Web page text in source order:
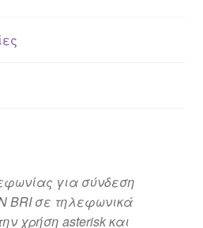
για σύνδεση
BRIσε τηλεφωνικά
χρήση asterisk και